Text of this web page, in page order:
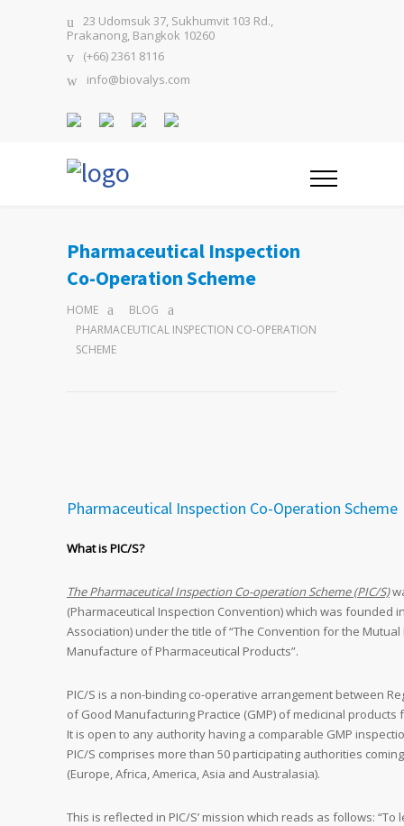
23 Udomsuk 37, Sukhumvit 103 Rd.,
Prakanong, Bangkok 10260
(+66) 2361 8116
info@biovalys.com
Pharmaceutical Inspection
Co-Operation Scheme
HOME
BLOG
PHARMACEUTICAL INSPECTION CO-OPERATION
SCHEME
Pharmaceutical Inspection Co-Operation Scheme
What is PIC/S?
The Pharmaceutical Inspection Co-operation Scheme (PIC/S)
(Pharmaceutical Inspection Convention) which was founded
Association) under the title of “The Convention for the
Manufacture of Pharmaceutical Products”.
PIC/S is a non-binding co-operative arrangement between
of Good Manufacturing Practice (GMP) of medicinal
It is open to any authority having a comparable GMP
PIC/S comprises more than 50 participating authorities
(Europe, Africa, America, Asia and Australasia).
This is reflected in PIC/S’ mission which reads as follows: